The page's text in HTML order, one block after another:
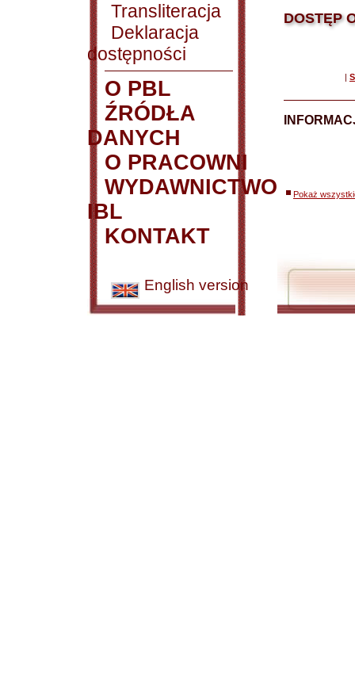
Transliteracja
Deklaracja
dostępności
O PBL
ŹRÓDŁA
DANYCH
O PRACOWNI
WYDAWNICTWO
IBL
KONTAKT
English version
DOSTĘP
|
Pokaż